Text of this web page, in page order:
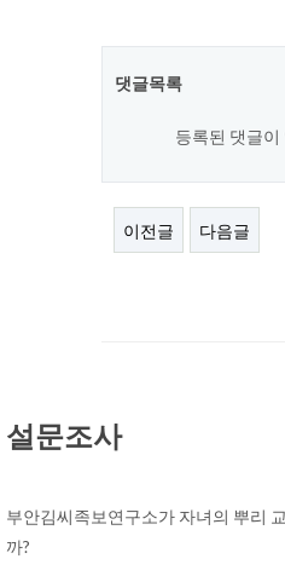
댓글목록
등록된 댓글이
이전글 다음글
설문조사
부안김씨족보연구소가 자녀의 뿌리
까?